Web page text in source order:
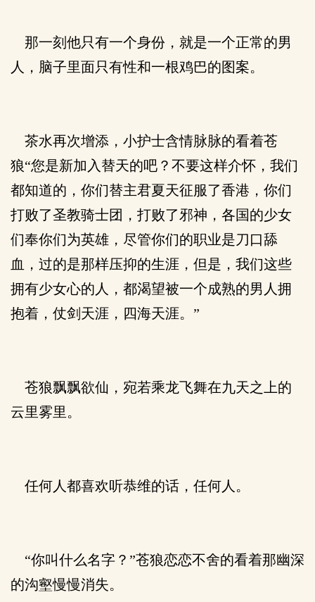
那一刻他只有一个身份，就是一个正常的男
人，脑子里面只有性和一根鸡巴的图案。
茶水再次增添，小护士含情脉脉的看着苍
狼“您是新加入替天的吧？不要这样介怀，我们
都知道的，你们替主君夏天征服了香港，你们
打败了圣教骑士团，打败了邪神，各国的少女
们奉你们为英雄，尽管你们的职业是刀口舔
血，过的是那样压抑的生涯，但是，我们这些
拥有少女心的人，都渴望被一个成熟的男人拥
抱着，仗剑天涯，四海天涯。”
苍狼飘飘欲仙，宛若乘龙飞舞在九天之上的
云里雾里。
任何人都喜欢听恭维的话，任何人。
“你叫什么名字？”苍狼恋恋不舍的看着那幽深
的沟壑慢慢消失。